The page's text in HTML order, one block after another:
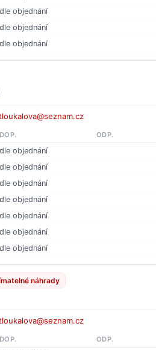
dle objednání
dle objednání
dle objednání
DOP. ODP.
dle objednání
dle objednání
dle objednání
dle objednání
dle objednání
dle objednání
dle objednání
náhrady
DOP. ODP.